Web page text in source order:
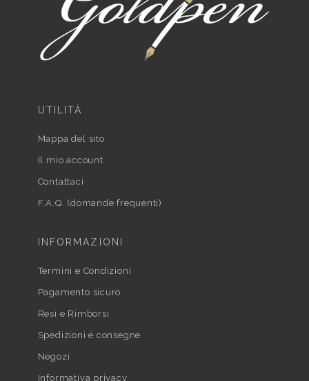
UTILITÀ
Mappa del sito
Il mio account
Contattaci
F.A.Q. (domande frequenti)
INFORMAZIONI
Termini e Condizioni
Pagamento sicuro
Resi e Rimborsi
Spedizioni e consegne
Negozi
Informativa privacy